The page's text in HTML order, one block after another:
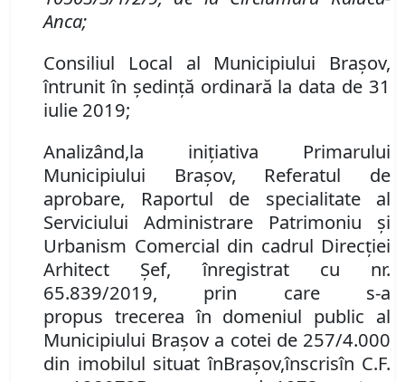
Anca;
Consiliul Local al Municipiului Brașov,
întrunit în ședință ordinară la data de 31
iulie 2019;
Analizând,la inițiativa Primarului
Municipiului Brașov, Referatul de
aprobare, Raportul de specialitate al
Serviciului Administrare Patrimoniu şi
Urbanism Comercial din cadrul Direcţiei
Arhitect Şef, înregistrat cu nr.
65.839/2019, prin care s-a
propus trecerea în domeniul public al
Municipiului Braşov a cotei de 257/4.000
din imobilul situat înBraşov,înscrisîn C.F.